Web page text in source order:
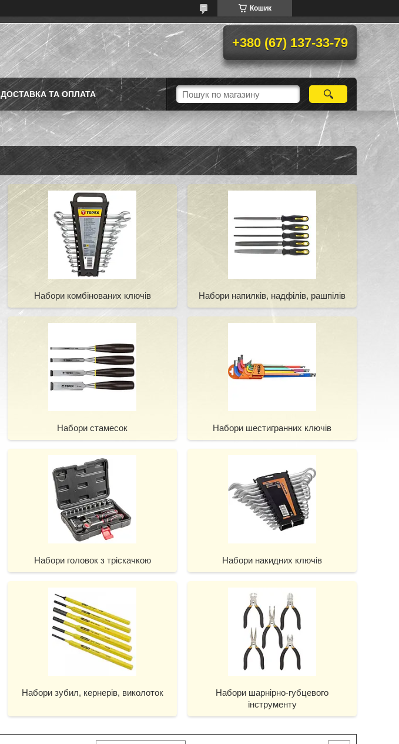
Кошик
+380 (67) 137-33-79
ДОСТАВКА ТА ОПЛАТА
Набори комбінованих ключів Набори напилків, надфілів, рашпілів
Набори стамесок Набори шестигранних ключів
Набори головок з тріскачкою Набори накидних ключів
Набори зубил, кернерів, виколоток
Набори шарнірно-губцевого
інструменту